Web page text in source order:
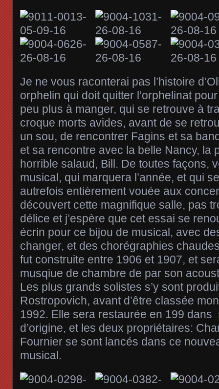
Je ne vous raconterai pas l’histoire
orphelin qui doit quitter l’orphelinat
peu plus à manger, qui se retrouve à
croque morts avides, avant de se
un sou, de rencontrer Fagins et sa
et sa rencontre avec la belle Nancy, la
horrible salaud, Bill. De toutes façons,
musical, qui marquera l’année, et qui
autrefois entièrement vouée aux
découvert cette magnifique salle, pas
délice et j’espère que cet essai se
écrin pour ce bijou de musical, avec
changer, et des chorégraphies
fut construite entre 1906 et 1907, et
musqiue de chambre de par son
Les plus grands solistes s’y sont
Rostropovich, avant d’être classée
1992. Elle sera restaurée en 199 dans
d’origine, et les deux propriétaires:
Fournier se sont lancés dans ce
musical.